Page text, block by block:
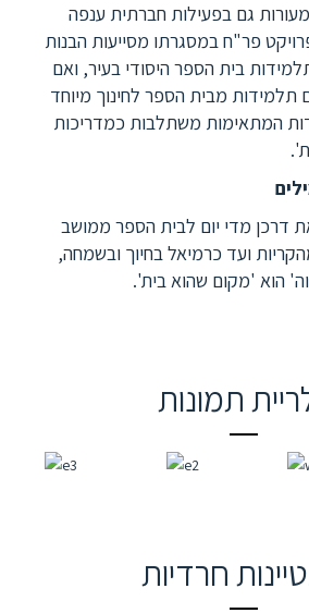
גם בפעילות חברתית ענפה
פר"ח במסגרתו מסייעות הבנות
בית הספר היסודי בעיר, ואם
מבית הספר לחינוך מיוחד
המתאימות משתלבות כמדריכות
דרכן מדי יום לבית הספר ממושב
ועד כרמיאל בחיוך ובשמחה,
הוא 'מקום שהוא בית'.
תמונות
חרדיות